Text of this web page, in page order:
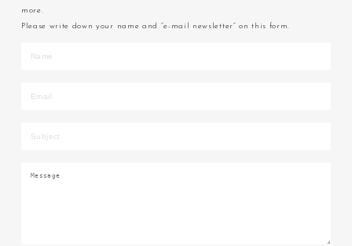
more.
Please write down your name and “e-mail newsletter” on this form.